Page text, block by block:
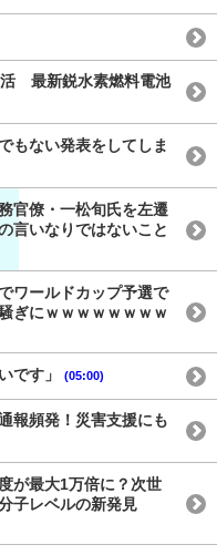
最新鋭水素燃料電池
もない発表をしてしま
官僚・一松旬氏を左遷
言いなりではないこと
ワールドカップ予選で
ぎにｗｗｗｗｗｗｗｗ
です」 (05:00)
報頻発！災害支援にも
が最大1万倍に？次世
子レベルの新発見